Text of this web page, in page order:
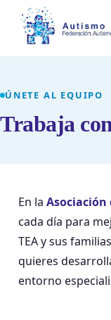
Saltar
contenido
ÚNETE AL EQUIPO
Trabaja
En la Asociación
cada día para
TEA y sus
quieres
entorno